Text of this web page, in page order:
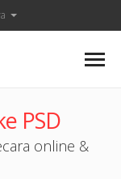
PSD
online &